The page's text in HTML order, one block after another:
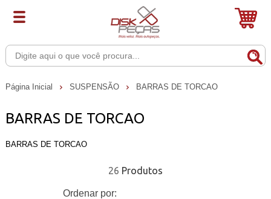
Página Inicial SUSPENSÃO BARRAS DE TORCAO
BARRAS DE TORCAO
BARRAS DE TORCAO
26
Ordenar por: